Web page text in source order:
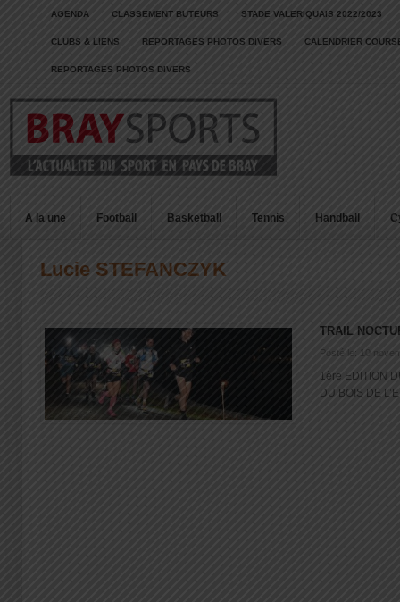
AGENDA CLASSEMENT BUTEURS STADE VALERIQUAIS 2022/2023
CLUBS & LIENS REPORTAGES PHOTOS DIVERS CALENDRIER
REPORTAGES PHOTOS DIVERS
A la une Football Basketball Tennis Handball
Lucie STEFANCZYK
TRAIL
Posté le: 10
1ère EDITION
DU BOIS DE